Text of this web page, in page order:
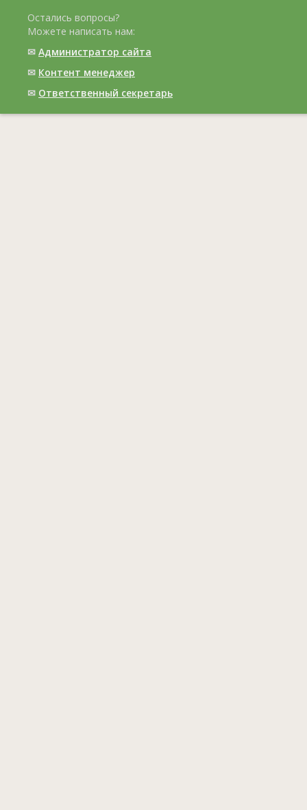
Остались вопросы?
Можете написать нам:
✉ Администратор сайта
✉ Контент менеджер
✉ Ответственный cекретарь